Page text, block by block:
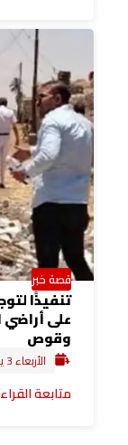
قصة خبر
على أراضي
وقوص
الأربعاء 3 يونيو 2026 7:15 ص
متابعة